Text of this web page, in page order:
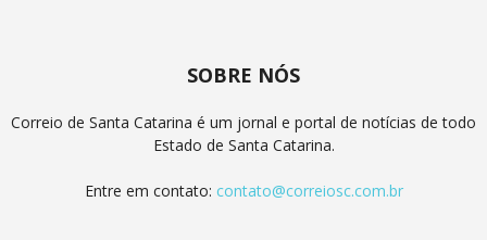
SOBRE NÓS
Correio de Santa Catarina é um jornal e portal de notícias de todo
Estado de Santa Catarina.
Entre em contato: contato@correiosc.com.br